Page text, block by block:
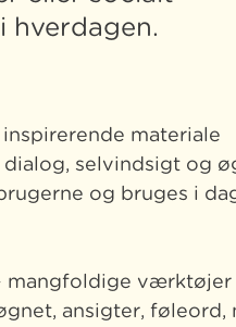
materiale
selvindsigt og
og bruges i
mangfoldige værktøjer
ansigter, føleord,